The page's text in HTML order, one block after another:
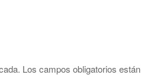
Los campos obligatorios